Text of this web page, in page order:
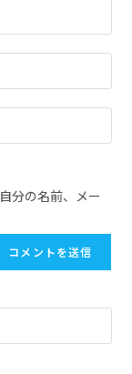
分の名前、メー